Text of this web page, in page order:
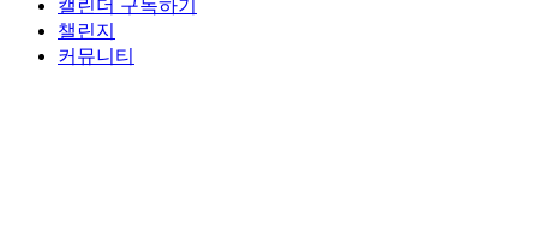
캘린더 구독하기
챌린지
커뮤니티